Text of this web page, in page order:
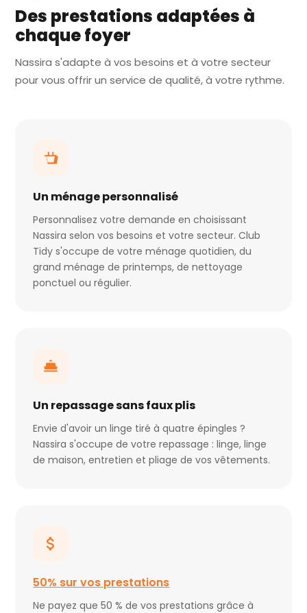
Des prestations adaptées à
chaque foyer
Nassira s'adapte à vos besoins et à votre secteur
pour vous offrir un service de qualité, à votre rythme.
Un ménage personnalisé
Personnalisez votre demande en choisissant
Nassira selon vos besoins et votre secteur. Club
Tidy s'occupe de votre ménage quotidien, du
grand ménage de printemps, de nettoyage
ponctuel ou régulier.
Un repassage sans faux plis
Envie d'avoir un linge tiré à quatre épingles ?
Nassira s'occupe de votre repassage : linge, linge
de maison, entretien et pliage de vos vêtements.
50% sur vos prestations
Ne payez que 50 % de vos prestations grâce à